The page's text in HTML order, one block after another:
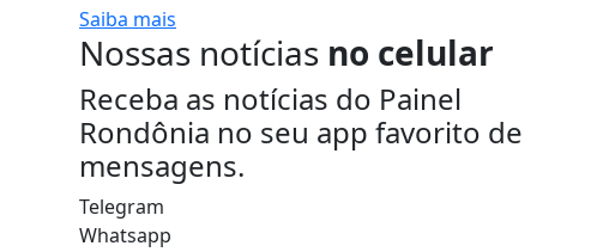
Saiba mais
Nossas notícias no celular
Receba as notícias do Painel
Rondônia no seu app favorito de
mensagens.
Telegram
Whatsapp